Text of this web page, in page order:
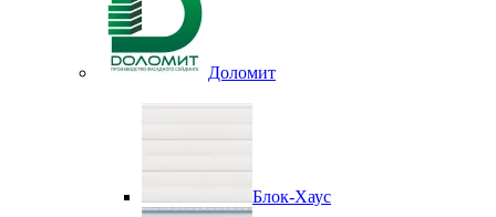
Доломит
Блок-Хаус